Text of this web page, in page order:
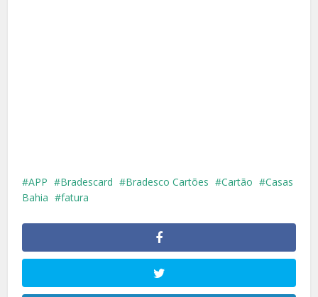
APP Bradescard Bradesco Cartões Cartão
Casas
Bahia
fatura